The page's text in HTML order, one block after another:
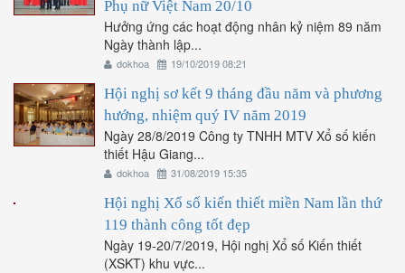
Phụ nữ Việt Nam 20/10
Hưởng ứng các hoạt động nhân kỷ niệm 89 năm
Ngày thành lập...
dokhoa 19/10/2019 08:21
Hội nghị sơ kết 9 tháng đầu năm và phương
hướng, nhiệm quý IV năm 2019
Ngày 28/8/2019 Công ty TNHH MTV Xổ số kiến
thiết Hậu Giang...
dokhoa 31/08/2019 15:35
Hội nghị Xổ số kiến thiết miền Nam lần thứ
119 thành công tốt đẹp
Ngày 19-20/7/2019, Hội nghị Xổ số Kiến thiết
(XSKT) khu vực...